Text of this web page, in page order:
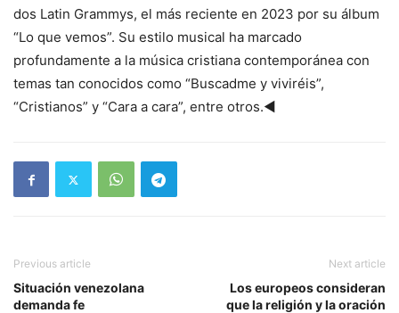
dos Latin Grammys, el más reciente en 2023 por su álbum
“Lo que vemos”. Su estilo musical ha marcado
profundamente a la música cristiana contemporánea con
temas tan conocidos como “Buscadme y viviréis”,
“Cristianos” y “Cara a cara”, entre otros.◄
Previous article
Situación venezolana
demanda fe
Next article
Los europeos consideran
que la religión y la oración